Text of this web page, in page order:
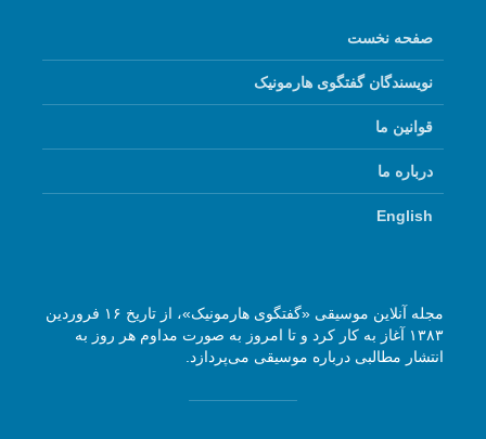
صفحه نخست
نویسندگان گفتگوی هارمونیک
قوانین ما
درباره ما
English
مجله آنلاین موسیقی «گفتگوی هارمونیک»، از تاریخ ۱۶ فروردین
۱۳۸۳ آغاز به کار کرد و تا امروز به صورت مداوم هر روز به
انتشار مطالبی درباره موسیقی می‌پردازد.